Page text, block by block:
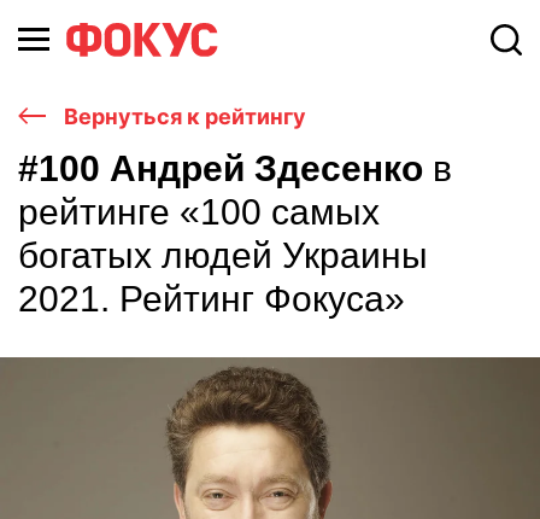
Вернуться к рейтингу
#100 Андрей Здесенко в
рейтинге «100 самых
богатых людей Украины
2021. Рейтинг Фокуса»